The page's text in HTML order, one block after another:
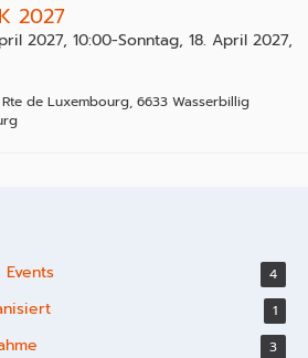
2027
2027, 10:00-Sonntag, 18. April 2027,
de Luxembourg, 6633 Wasserbillig
4
1
3